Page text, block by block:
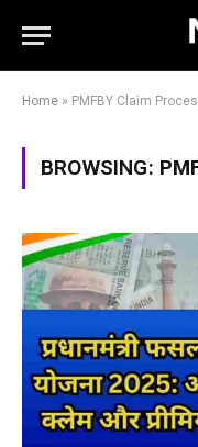
Home » PMFBY Claim
BROWSING: